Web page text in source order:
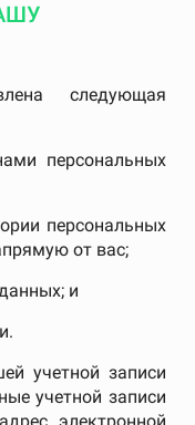
​​следующая
персональных
персональных
от вас;
и
учетной записи
учетной записи